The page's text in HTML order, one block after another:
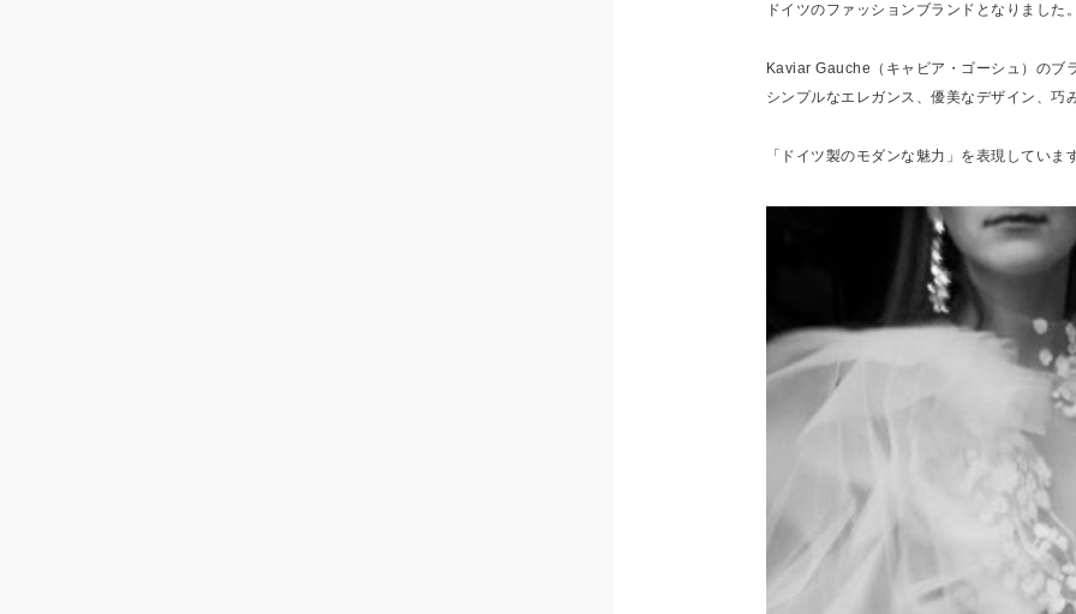
ドイツのファッションブランドとなりました
Kaviar Gauche（キャビア・ゴーシュ ）のブ
シンプルなエレガンス、優美なデザイン、巧
「ドイツ製のモダンな魅力」を表現していま